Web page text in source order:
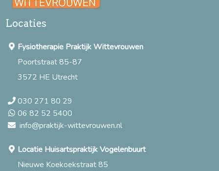
Locaties
Fysiotherapie Praktijk Wittevrouwen
Poortstraat 85-87
3572 HE Utrecht
030 271 80 29
06 82 52 5400
info@praktijk-wittevrouwen.nl
Locatie Huisartspraktijk Vogelenbuurt
Nieuwe Koekoekstraat 85